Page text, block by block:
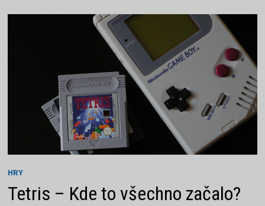
SEBE
HRY
Tetris – Kde to všechno začalo?